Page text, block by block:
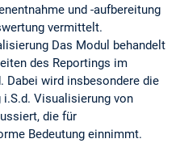
und -aufbereitung
vermittelt.
Das Modul behandelt
des Reportings im
Dabei wird insbesondere die
i.S.d. Visualisierung von
die für
Bedeutung einnimmt.